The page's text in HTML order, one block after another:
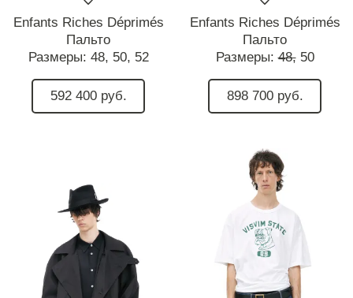
Enfants Riches Déprimés
Пальто
Размеры: 48, 50, 52
592 400 руб.
Enfants Riches Déprimés
Пальто
Размеры:48, 50
898 700 руб.